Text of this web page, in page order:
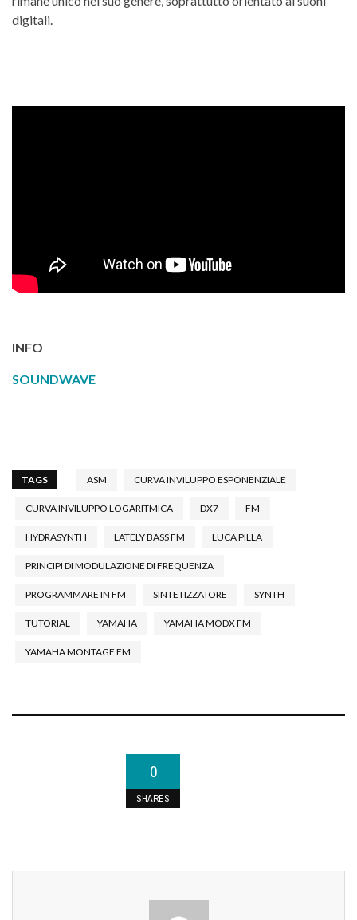
digitali.
INFO
SOUNDWAVE
TAGS ASM CURVA INVILUPPO ESPONENZIALE
CURVA INVILUPPO LOGARITMICA DX7 FM
HYDRASYNTH LATELY BASS FM LUCA PILLA
PRINCIPI DI MODULAZIONE DI FREQUENZA
PROGRAMMARE IN FM SINTETIZZATORE SYNTH
TUTORIAL YAMAHA YAMAHA MODX FM
YAMAHA MONTAGE FM
0
SHARES